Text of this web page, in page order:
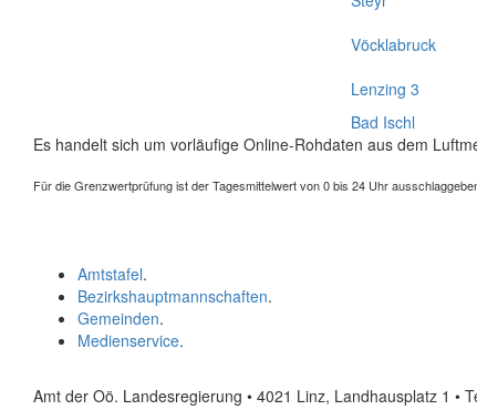
Vöcklabruck
Lenzing 3
Bad Ischl
Es handelt sich um vorläufige Online-Rohdaten aus dem
Für die Grenzwertprüfung ist der Tagesmittelwert von 0 bis 24 Uhr
Amtstafel.
Bezirkshauptmannschaften.
Gemeinden.
Medienservice.
Amt der Oö. Landesregierung • 4021 Linz, Landhausplatz 1 •